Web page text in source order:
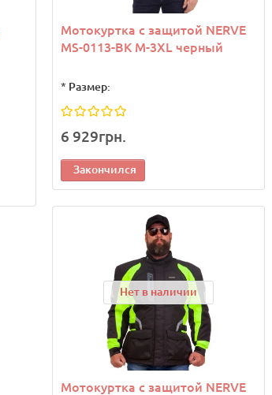
Козырек теннисный женский
Joma 400635-002 Оранжевый
Мотокуртка с защитой NERVE
MS-0113-BK M-3XL черный
* Размер:
6 929грн.
Закончился
Нет в наличии
Мотокуртка с защитой NERVE